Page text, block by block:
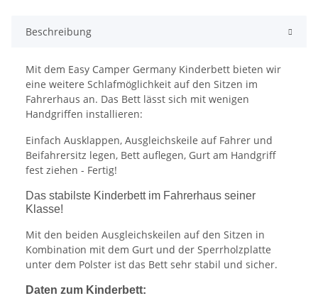
Beschreibung
Mit dem Easy Camper Germany Kinderbett bieten wir
eine weitere Schlafmöglichkeit auf den Sitzen im
Fahrerhaus an. Das Bett lässt sich mit wenigen
Handgriffen installieren:
Einfach Ausklappen, Ausgleichskeile auf Fahrer und
Beifahrersitz legen, Bett auflegen, Gurt am Handgriff
fest ziehen - Fertig!
Das stabilste Kinderbett im Fahrerhaus seiner
Klasse!
Mit den beiden Ausgleichskeilen auf den Sitzen in
Kombination mit dem Gurt und der Sperrholzplatte
unter dem Polster ist das Bett sehr stabil und sicher.
Daten zum Kinderbett: